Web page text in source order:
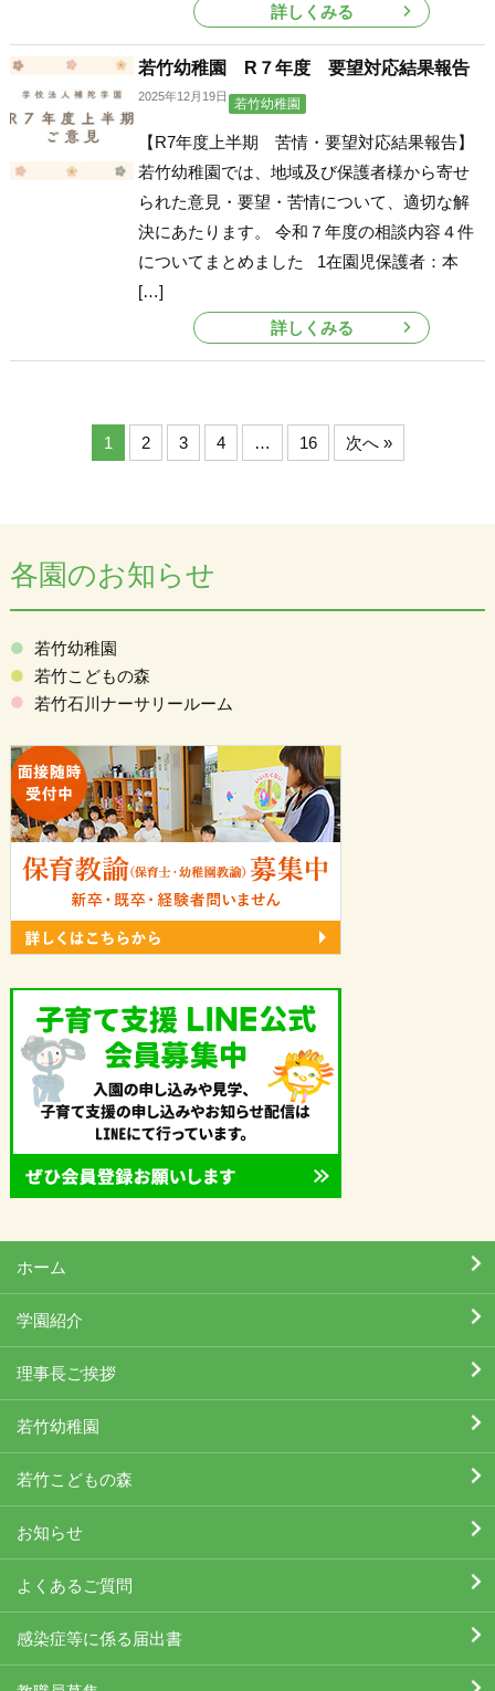
詳しくみる
若竹幼稚園 R７年度 要望対応結果報告
2025年12月19日 若竹幼稚園
【R7年度上半期 苦情・要望対応結果報告】
若竹幼稚園では、地域及び保護者様から寄せ
られた意見・要望・苦情について、適切な解
決にあたります。 令和７年度の相談内容４件
についてまとめました 1在園児保護者：本
[…]
詳しくみる
1 2 3 4 … 16 次へ »
各園のお知らせ
若竹幼稚園
若竹こどもの森
若竹石川ナーサリールーム
ホーム
学園紹介
理事長ご挨拶
若竹幼稚園
若竹こどもの森
お知らせ
よくあるご質問
感染症等に係る届出書